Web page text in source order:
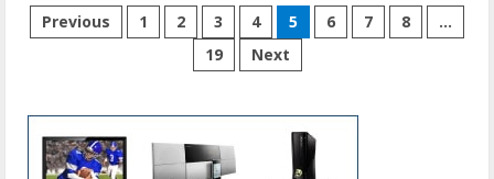
Cemburu,
Lelaki
ini
Paginasi
Previous 1 2 3 4 5 6 7 8
…
19
Next